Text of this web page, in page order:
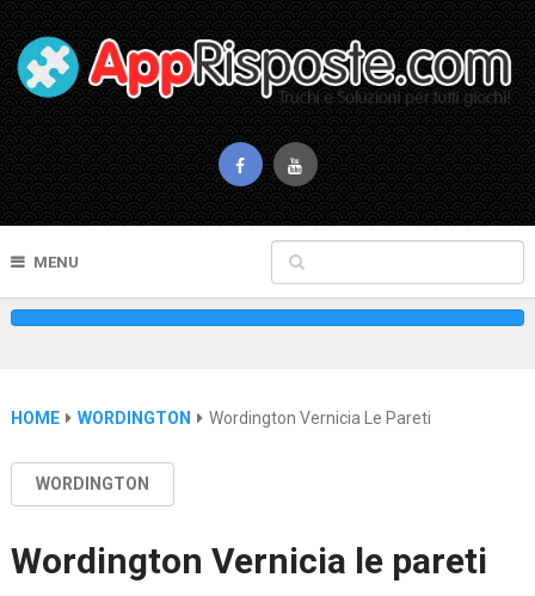
MENU
HOME WORDINGTON Wordington Vernicia Le Pareti
WORDINGTON
Wordington Vernicia le pareti